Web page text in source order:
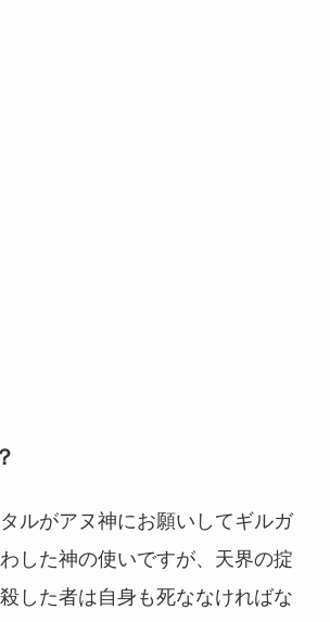
ルがアヌ神にお願いしてギルガ
した神の使いですが、天界の掟
した者は自身も死ななければな